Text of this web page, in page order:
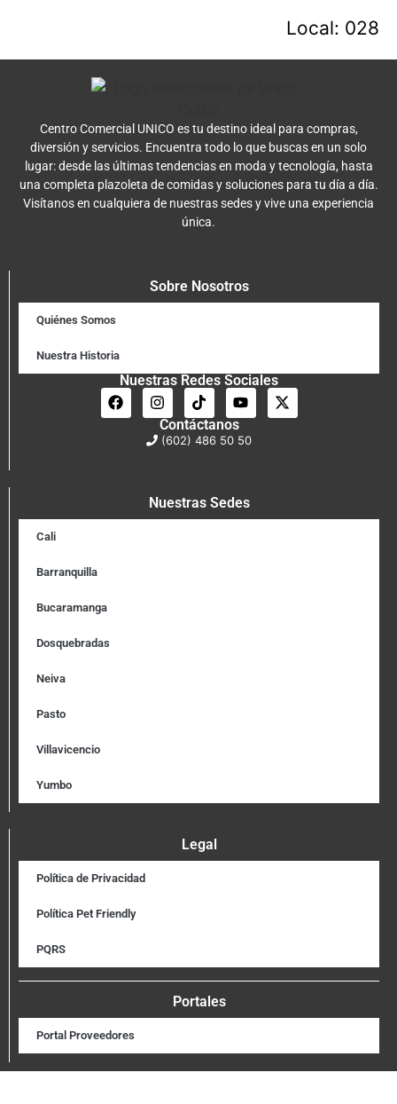
Local: 028
Centro Comercial UNICO es tu destino ideal para compras,
diversión y servicios. Encuentra todo lo que buscas en un solo
lugar: desde las últimas tendencias en moda y tecnología, hasta
una completa plazoleta de comidas y soluciones para tu día a día.
Visítanos en cualquiera de nuestras sedes y vive una experiencia
única.
Sobre Nosotros
Quiénes Somos
Nuestra Historia
Nuestras Redes Sociales
Contáctanos
(602) 486 50 50
Nuestras Sedes
Cali
Barranquilla
Bucaramanga
Dosquebradas
Neiva
Pasto
Villavicencio
Yumbo
Legal
Política de Privacidad
Política Pet Friendly
PQRS
Portales
Portal Proveedores